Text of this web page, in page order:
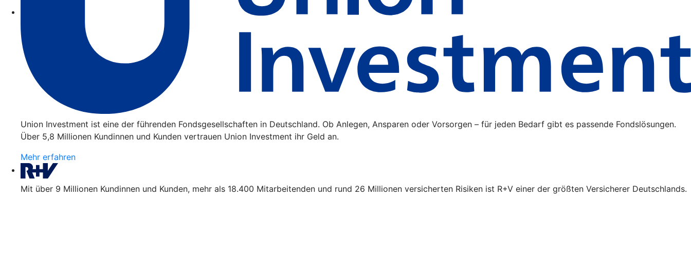
Union Investment ist eine der führenden Fondsgesellschaften in Deutschland. Ob Anlegen, Ansparen oder Vorsorgen – für jeden Bedarf gibt es passende Fondslösungen.
Über 5,8 Millionen Kundinnen und Kunden vertrauen Union Investment ihr Geld an.
Mehr erfahren
Mit über 9 Millionen Kundinnen und Kunden, mehr als 18.400 Mitarbeitenden und rund 26 Millionen versicherten Risiken ist R+V einer der größten Versicherer Deutschlands.